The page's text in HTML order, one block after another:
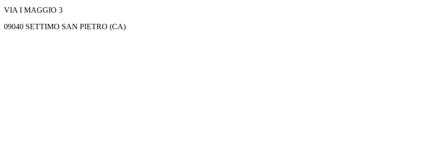
VIA I MAGGIO 3
09040 SETTIMO SAN PIETRO (CA)